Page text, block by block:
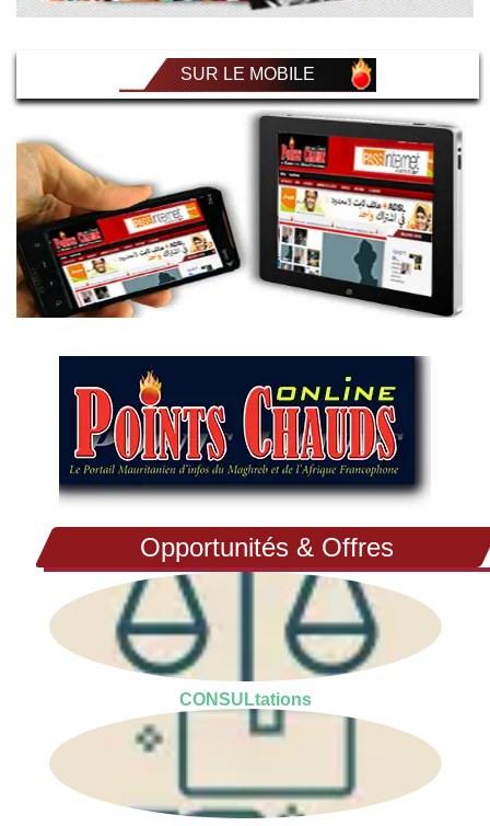
SUR LE MOBILE
Opportunités & Offres
CONSULtations